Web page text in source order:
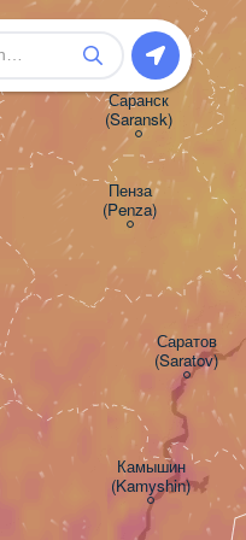
Саратов
(Saratov)
Пенза
(Penza)
Камышин
(Kamyshin)
Саранск
(Saransk)